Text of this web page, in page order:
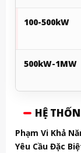
100-500kW
500kW-1MW
HỆ
Phạm Vi Khả
Yêu Cầu Đặc